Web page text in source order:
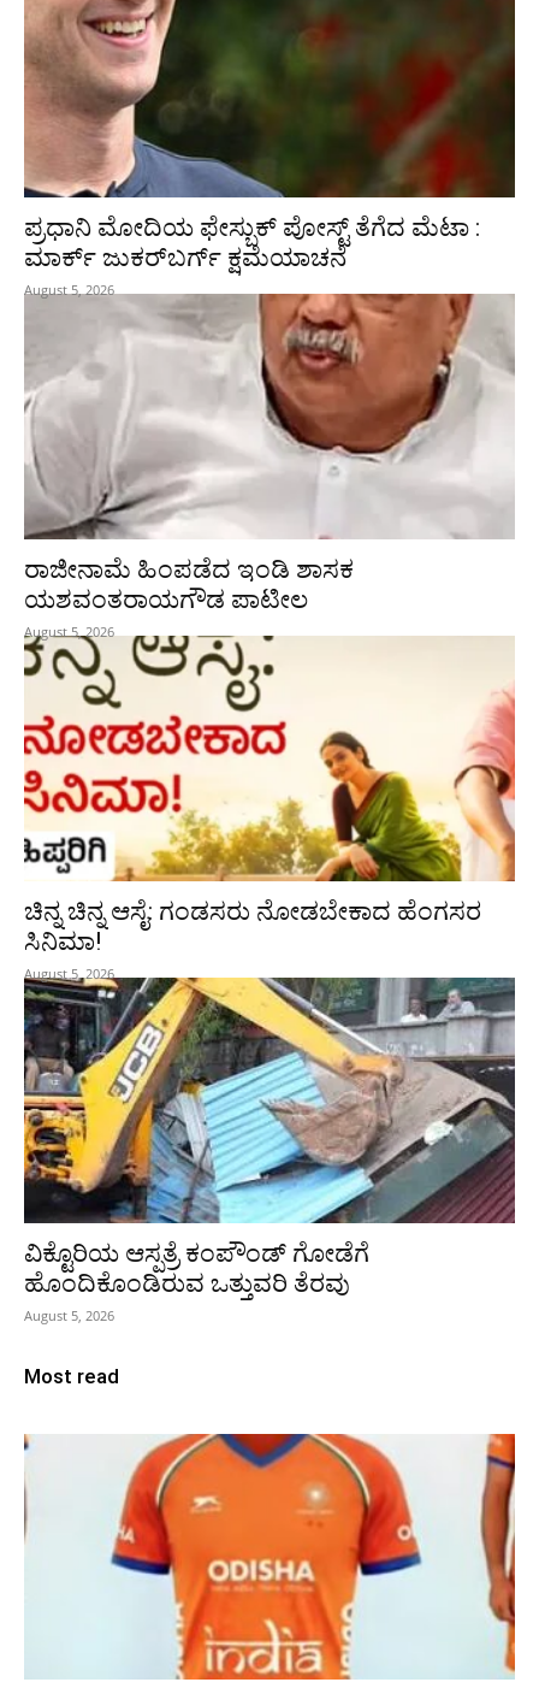
ಪ್ರಧಾನಿ ಮೋದಿಯ ಫೇಸ್ಬುಕ್‌ ಪೋಸ್ಟ್‌ ತೆಗೆದ ಮೆಟಾ :
ಮಾರ್ಕ್ ಜುಕರ್‌ಬರ್ಗ್ ಕ್ಷಮೆಯಾಚನೆ
August 5, 2026
ರಾಜೀನಾಮೆ ಹಿಂಪಡೆದ ಇಂಡಿ ಶಾಸಕ
ಯಶವಂತರಾಯಗೌಡ ಪಾಟೀಲ
August 5, 2026
ಚಿನ್ನ ಚಿನ್ನ ಆಸೈ: ಗಂಡಸರು ನೋಡಬೇಕಾದ ಹೆಂಗಸರ
ಸಿನಿಮಾ!
August 5, 2026
ವಿಕ್ಟೊರಿಯ ಆಸ್ಪತ್ರೆ ಕಂಪೌಂಡ್ ಗೋಡೆಗೆ
ಹೊಂದಿಕೊಂಡಿರುವ ಒತ್ತುವರಿ ತೆರವು
August 5, 2026
Most read